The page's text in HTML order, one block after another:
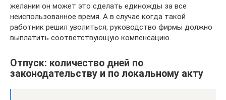
желании он может это сделать единожды за все
неиспользованное время. А в случае когда такой
работник решил уволиться, руководство фирмы должно
выплатить соответствующую компенсацию.
Отпуск: количество дней по
законодательству и по локальному акту